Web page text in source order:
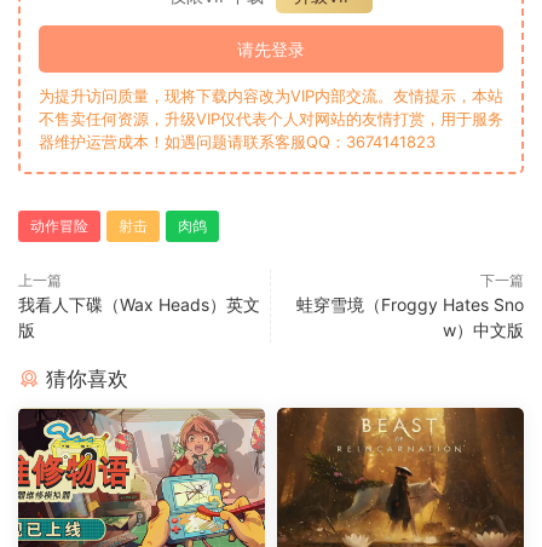
请先登录
为提升访问质量，现将下载内容改为VIP内部交流。友情提示，本站
不售卖任何资源，升级VIP仅代表个人对网站的友情打赏，用于服务
器维护运营成本！如遇问题请联系客服QQ：3674141823
动作冒险 射击 肉鸽
上一篇
我看人下碟（Wax Heads）英文
版
下一篇
蛙穿雪境（Froggy Hates Sno
w）中文版
猜你喜欢